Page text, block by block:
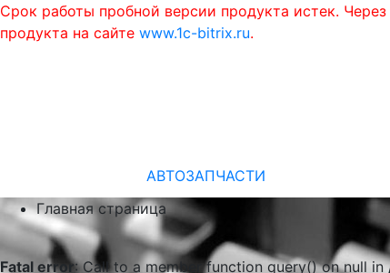
Срок работы пробной версии продукта истек.
продукта на сайте www.1c-bitrix.ru.
АВТОЗАПЧАСТИ
Главная страница
Fatal error: Call to a member function query() on null in